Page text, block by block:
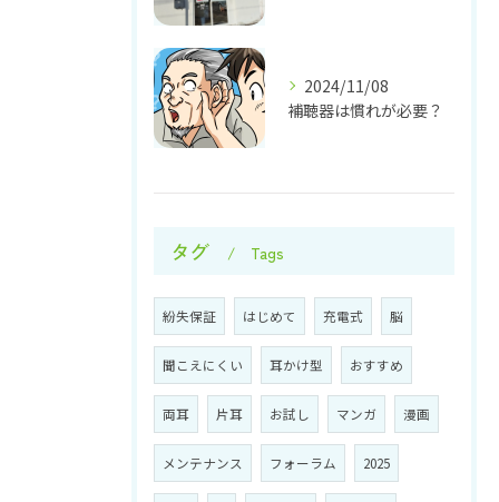
2024/11/08
補聴器は慣れが必要？
タグ Tags
紛失保証 はじめて 充電式 脳
聞こえにくい 耳かけ型 おすすめ
両耳 片耳 お試し マンガ 漫画
メンテナンス フォーラム 2025